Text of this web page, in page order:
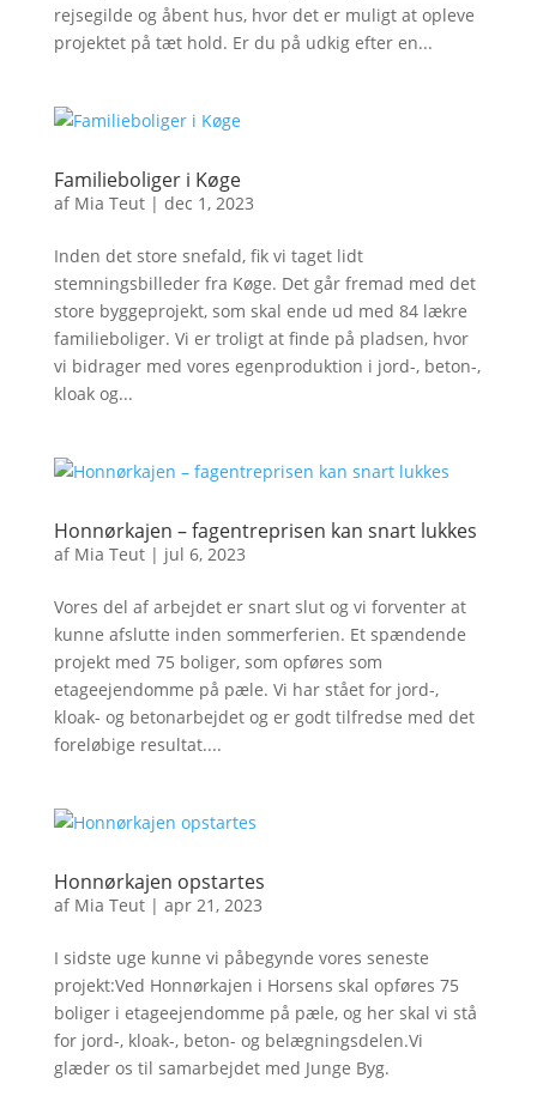
rejsegilde og åbent hus, hvor det er muligt at opleve
projektet på tæt hold. Er du på udkig efter en...
Familieboliger i Køge
af Mia Teut| dec 1, 2023
Inden det store snefald, fik vi taget lidt
stemningsbilleder fra Køge. Det går fremad med det
store byggeprojekt, som skal ende ud med 84 lækre
familieboliger. Vi er troligt at finde på pladsen, hvor
vi bidrager med vores egenproduktion i jord-, beton-,
kloak og...
Honnørkajen – fagentreprisen kan snart lukkes
af Mia Teut| jul 6, 2023
Vores del af arbejdet er snart slut og vi forventer at
kunne afslutte inden sommerferien. Et spændende
projekt med 75 boliger, som opføres som
etageejendomme på pæle. Vi har stået for jord-,
kloak- og betonarbejdet og er godt tilfredse med det
foreløbige resultat....
Honnørkajen opstartes
af Mia Teut| apr 21, 2023
I sidste uge kunne vi påbegynde vores seneste
projekt:Ved Honnørkajen i Horsens skal opføres 75
boliger i etageejendomme på pæle, og her skal vi stå
for jord-, kloak-, beton- og belægningsdelen.Vi
glæder os til samarbejdet med Junge Byg.